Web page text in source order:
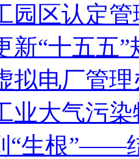
园区认定
新“十五五
拟电厂管
业大气污
“生根”——